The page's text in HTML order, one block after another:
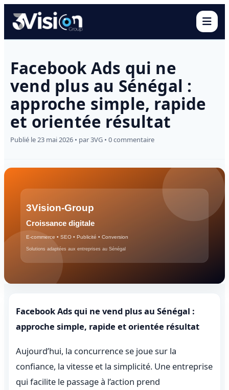
Facebook Ads qui ne
vend plus au Sénégal :
approche simple, rapide
et orientée résultat
Publié le 23 mai 2026 • par 3VG • 0 commentaire
Facebook Ads qui ne vend plus au Sénégal :
approche simple, rapide et orientée résultat
Aujourd’hui, la concurrence se joue sur la
confiance, la vitesse et la simplicité. Une entreprise
qui facilite le passage à l’action prend